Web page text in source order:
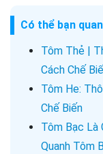
Có thể bạn
Tôm Thẻ |
Cách Chế
Tôm He:
Chế Biến
Tôm Bạc Là
Quanh Tôm